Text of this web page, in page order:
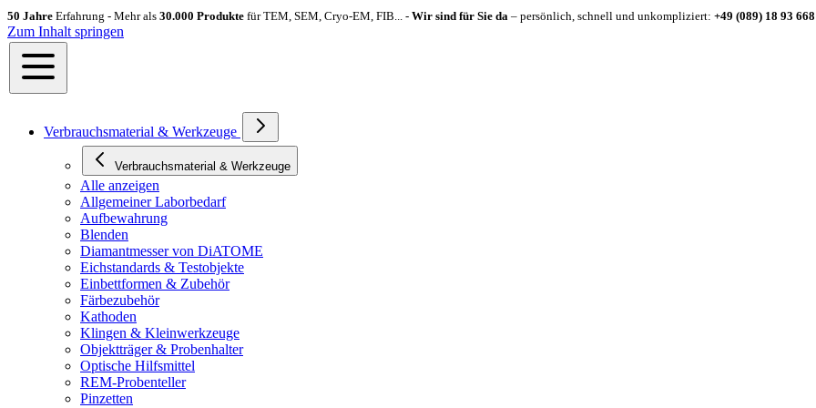
50 Jahre Erfahrung - Mehr als 30.000 Produkte für TEM, SEM, Cryo-EM, FIB... - Wir sind für Sie da – persönlich, schnell und unkompliziert: +49 (089) 18 93
Zum Inhalt springen
Verbrauchsmaterial & Werkzeuge
Verbrauchsmaterial & Werkzeuge
Alle anzeigen
Allgemeiner Laborbedarf
Aufbewahrung
Blenden
Diamantmesser von DiATOME
Eichstandards & Testobjekte
Einbettformen & Zubehör
Färbezubehör
Kathoden
Klingen & Kleinwerkzeuge
Objektträger & Probenhalter
Optische Hilfsmittel
REM-Probenteller
Pinzetten